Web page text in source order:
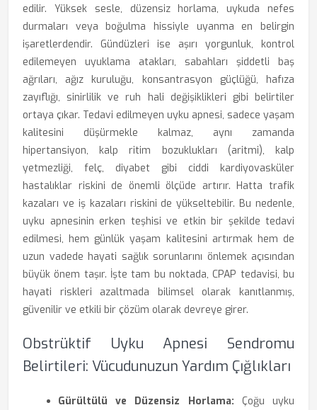
edilir. Yüksek sesle, düzensiz horlama, uykuda nefes
durmaları veya boğulma hissiyle uyanma en belirgin
işaretlerdendir. Gündüzleri ise aşırı yorgunluk, kontrol
edilemeyen uyuklama atakları, sabahları şiddetli baş
ağrıları, ağız kuruluğu, konsantrasyon güçlüğü, hafıza
zayıflığı, sinirlilik ve ruh hali değişiklikleri gibi belirtiler
ortaya çıkar. Tedavi edilmeyen uyku apnesi, sadece yaşam
kalitesini düşürmekle kalmaz, aynı zamanda
hipertansiyon, kalp ritim bozuklukları (aritmi), kalp
yetmezliği, felç, diyabet gibi ciddi kardiyovasküler
hastalıklar riskini de önemli ölçüde artırır. Hatta trafik
kazaları ve iş kazaları riskini de yükseltebilir. Bu nedenle,
uyku apnesinin erken teşhisi ve etkin bir şekilde tedavi
edilmesi, hem günlük yaşam kalitesini artırmak hem de
uzun vadede hayati sağlık sorunlarını önlemek açısından
büyük önem taşır. İşte tam bu noktada, CPAP tedavisi, bu
hayati riskleri azaltmada bilimsel olarak kanıtlanmış,
güvenilir ve etkili bir çözüm olarak devreye girer.
Obstrüktif Uyku Apnesi Sendromu
Belirtileri: Vücudunuzun Yardım Çığlıkları
Gürültülü ve Düzensiz Horlama: Çoğu uyku